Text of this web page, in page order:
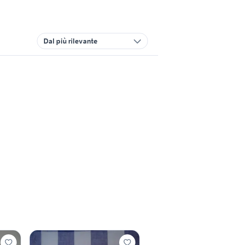
Dal più rilevante